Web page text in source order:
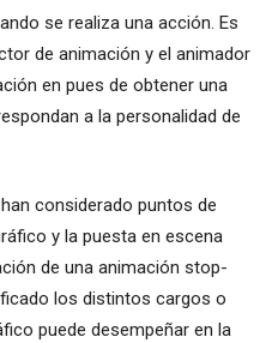
se realiza una acción. Es
de animación y el animador
en pues de obtener una
a la personalidad de
considerado puntos de
y la puesta en escena
de una animación stop-
los distintos cargos o
puede desempeñar en la